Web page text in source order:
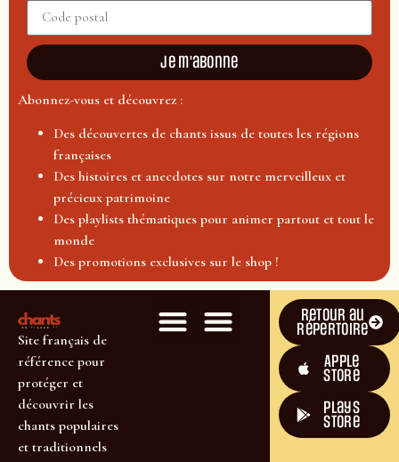
Je m'abonne
Abonnez-vous et découvrez :
Des découvertes de chants issus de toutes les régions
françaises
Des histoires et anecdotes sur notre merveilleux et
précieux patrimoine
Des playlists thématiques pour animer partout et tout le
monde
Des promotions exclusives sur le shop !
Site français de
référence pour
protéger et
découvrir les
chants populaires
et traditionnels
Retour au
répertoire
Apple
Store
plays
store